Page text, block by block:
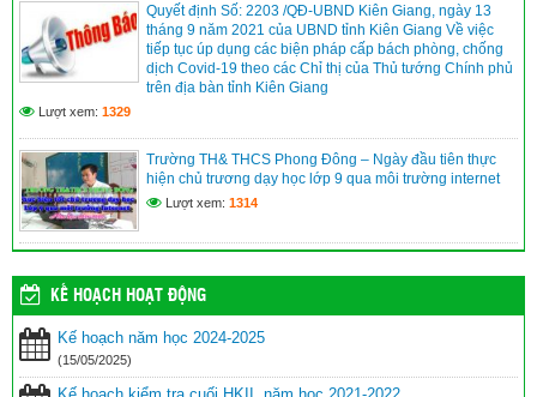
Quyết định Số: 2203 /QĐ-UBND Kiên Giang, ngày 13
tháng 9 năm 2021 của UBND tỉnh Kiên Giang Về việc
tiếp tục úp dụng các biện pháp cấp bách phòng, chống
dịch Covid-19 theo các Chỉ thị của Thủ tướng Chính phủ
trên địa bàn tỉnh Kiên Giang
Lượt xem: 1329
Trường TH& THCS Phong Đông – Ngày đầu tiên thực
hiện chủ trương dạy học lớp 9 qua môi trường internet
Lượt xem: 1314
KẾ HOẠCH HOẠT ĐỘNG
Kế hoạch năm học 2024-2025
(15/05/2025)